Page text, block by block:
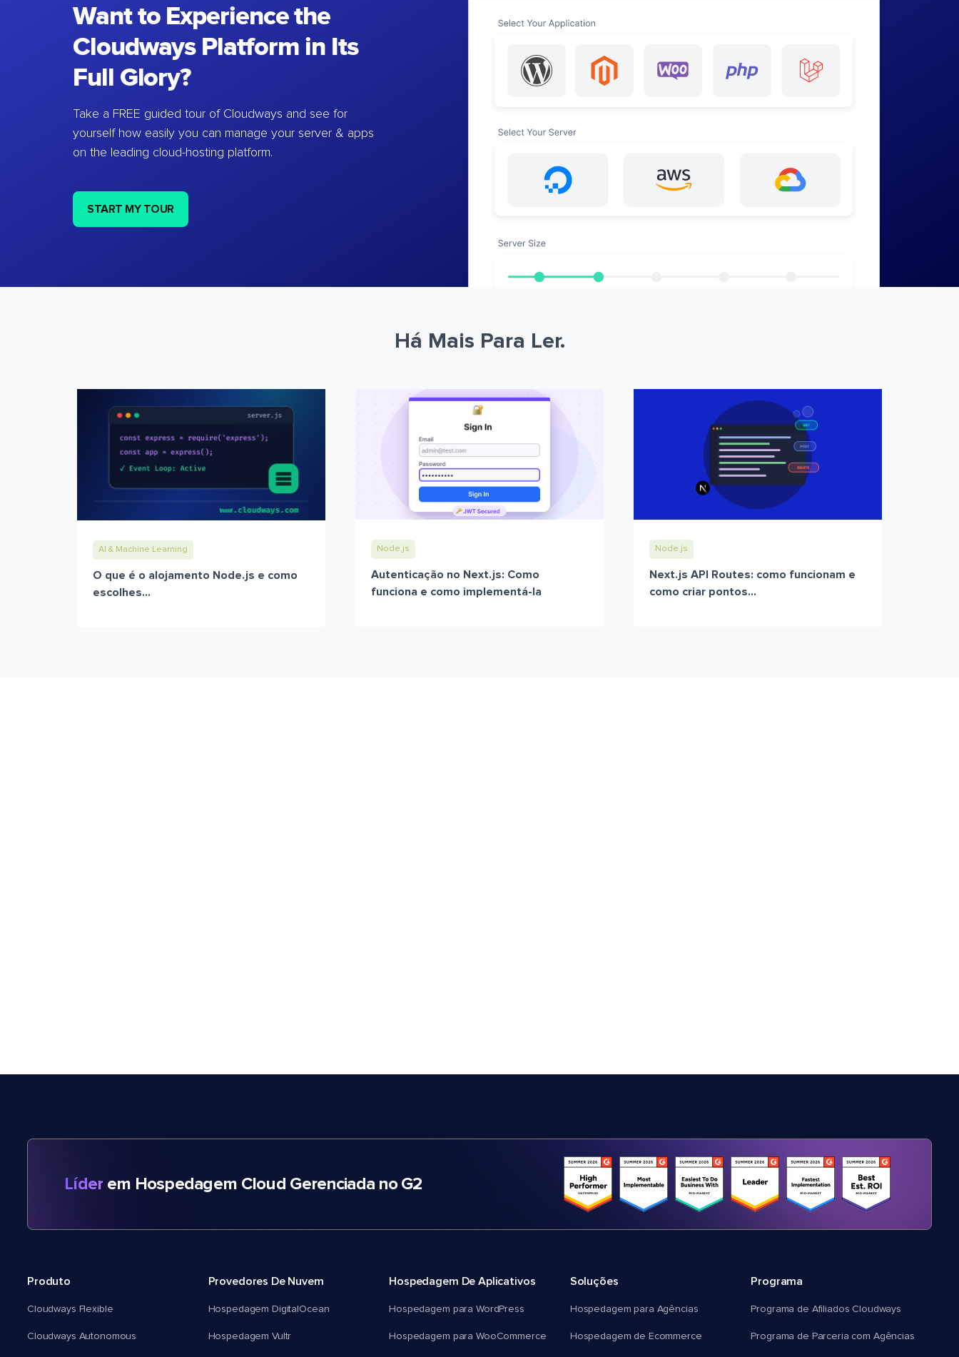
Want to Experience the
Cloudways Platform in Its
Full Glory?
Take a FREE guided tour of Cloudways and see for
yourself how easily you can manage your server & apps
on the leading cloud-hosting platform.
START MY TOUR
Há Mais Para Ler.
AI & Machine Learning
O que é o alojamento Node.js e como
escolhes...
Node.js
Autenticação no Next.js: Como
funciona e como implementá-la
Node.js
Next.js API Routes: como funcionam e
como criar pontos...
Líder em Hospedagem Cloud Gerenciada no G2
Produto
Cloudways Flexible
Cloudways Autonomous
Provedores De Nuvem
Hospedagem DigitalOcean
Hospedagem Vultr
Hospedagem De Aplicativos
Hospedagem para WordPress
Hospedagem para WooCommerce
Soluções
Hospedagem para Agências
Hospedagem de Ecommerce
Programa
Programa de Afiliados Cloudways
Programa de Parceria com Agências